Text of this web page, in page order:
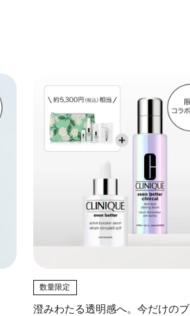
数量限定
澄みわたる透明感へ。今だけのブ